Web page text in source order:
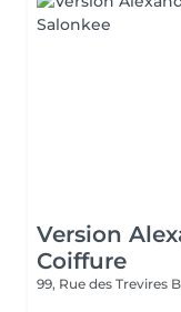
Version
Coiffure
99, Rue des Trevires